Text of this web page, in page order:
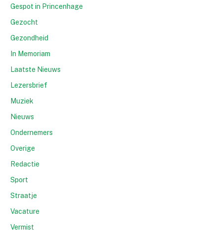
Gespot in Princenhage
Gezocht
Gezondheid
In Memoriam
Laatste Nieuws
Lezersbrief
Muziek
Nieuws
Ondernemers
Overige
Redactie
Sport
Straatje
Vacature
Vermist